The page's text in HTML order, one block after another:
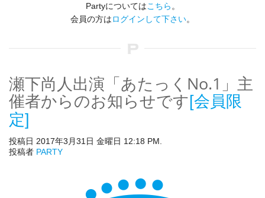
Partyについてはこちら 。
会員の方はログインして下さい。
瀬下尚人出演「あたっくNo.1」主
催者からのお知らせです [会員限
定]
投稿日 2017年3月31日 金曜日 12:18 PM.
投稿者 PARTY